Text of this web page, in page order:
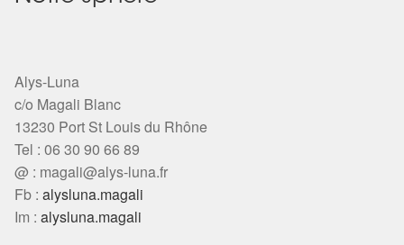
Ésotérisme : les pratiques spirituelles du monde invisible
Arts Divinatoires : Percez les Mystères de l’Invisible
Magie: Le Savoir des Sorcières
Protection énergétique : Trouvez votre bouclier
Alys-Luna
c/o Magali Blanc
13230 Port St Louis du Rhône
Tel : 06 30 90 66 89
@ : magali@alys-luna.fr
Fb : alysluna.magali
Im : alysluna.magali